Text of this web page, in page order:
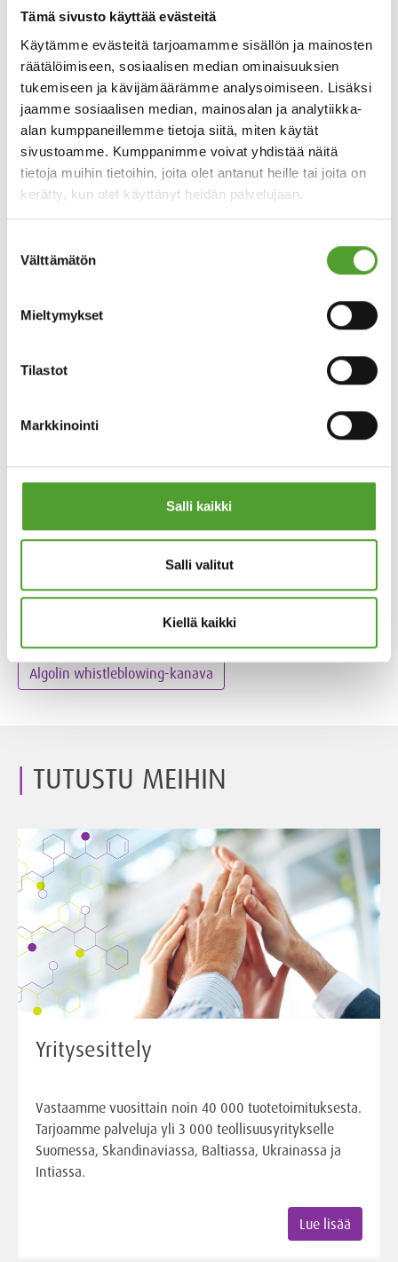
Tämä sivusto käyttää evästeitä
Käytämme evästeitä tarjoamamme sisällön ja mainosten
räätälöimiseen, sosiaalisen median ominaisuuksien
tukemiseen ja kävijämäärämme analysoimiseen. Lisäksi
jaamme sosiaalisen median, mainosalan ja analytiikka-
alan kumppaneillemme tietoja siitä, miten käytät
sivustoamme. Kumppanimme voivat yhdistää näitä
tietoja muihin tietoihin, joita olet antanut heille tai joita on
kerätty, kun olet käyttänyt heidän palvelujaan.
valinta
Välttämätön
Mieltymykset
Tilastot
Markkinointi
Salli kaikki
Salli valitut
Kiellä kaikki
VASTUULLISUUSRAPORTTI
Lausunto EUDR-vaatimustenmukaisuudesta
TURVALLISUUSTIEDOTTEET
Turvallisuustiedote Turku
MUU MATERIAALI
Liiketoimintaperiaatteet
Liiketoimintaperiaatteet toimittajille ja alihankkijoille
Algolin whistleblowing-kanava
TUTUSTU MEIHIN
Yritysesittely
Vastaamme vuosittain noin 40 000 tuotetoimituksesta.
Tarjoamme palveluja yli 3 000 teollisuusyritykselle
Suomessa, Skandinaviassa, Baltiassa, Ukrainassa ja
Intiassa.
Lue lisää